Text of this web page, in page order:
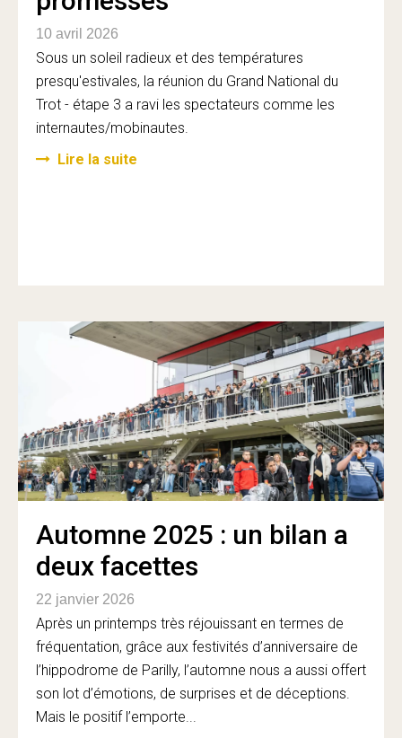
10 avril 2026
Sous un soleil radieux et des températures
presqu'estivales, la réunion du Grand National du
Trot - étape 3 a ravi les spectateurs comme les
internautes/mobinautes.
Lire la suite
Automne 2025 : un bilan a
deux facettes
22 janvier 2026
Après un printemps très réjouissant en termes de
fréquentation, grâce aux festivités d’anniversaire de
l’hippodrome de Parilly, l’automne nous a aussi offert
son lot d’émotions, de surprises et de déceptions.
Mais le positif l’emporte...